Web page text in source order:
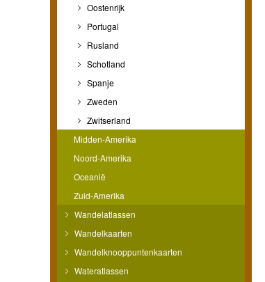
Oostenrijk
Portugal
Rusland
Schotland
Spanje
Zweden
Zwitserland
Midden-Amerika
Noord-Amerika
Oceanië
Zuid-Amerika
Wandelatlassen
Wandelkaarten
Wandelknooppuntenkaarten
Wateratlassen